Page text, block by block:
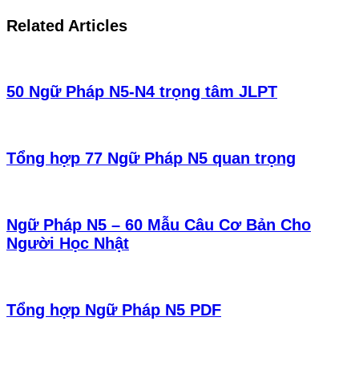
Related Articles
50 Ngữ Pháp N5-N4 trọng tâm JLPT
Tổng hợp 77 Ngữ Pháp N5 quan trọng
Ngữ Pháp N5 – 60 Mẫu Câu Cơ Bản Cho
Người Học Nhật
Tổng hợp Ngữ Pháp N5 PDF